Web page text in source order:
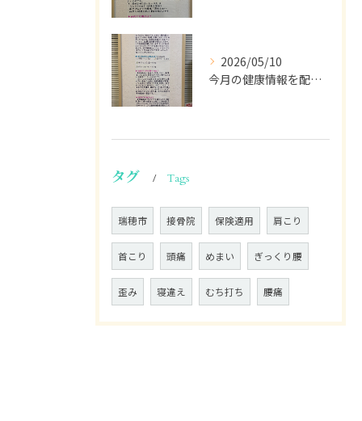
2026/05/10
今月の健康情報を配信します🫡
タグ Tags
瑞穂市 接骨院 保険適用 肩こり
首こり 頭痛 めまい ぎっくり腰
歪み 寝違え むち打ち 腰痛